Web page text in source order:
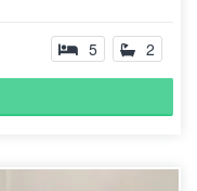
5 2